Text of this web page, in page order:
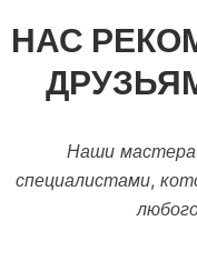
НАС
Наши мастера
специалистами,